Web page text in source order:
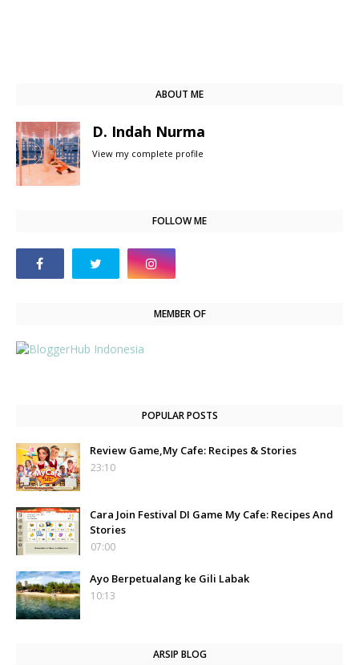
ABOUT ME
D. Indah Nurma
View my complete profile
FOLLOW ME
MEMBER OF
POPULAR POSTS
Review Game,My Cafe: Recipes & Stories
23:10
Cara Join Festival DI Game My Cafe: Recipes And
Stories
07:00
Ayo Berpetualang ke Gili Labak
10:13
ARSIP BLOG